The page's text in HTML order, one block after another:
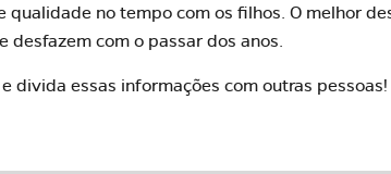
no tempo com os filhos. O melhor
desfazem com o passar dos anos.
divida essas informações com outras pessoas!